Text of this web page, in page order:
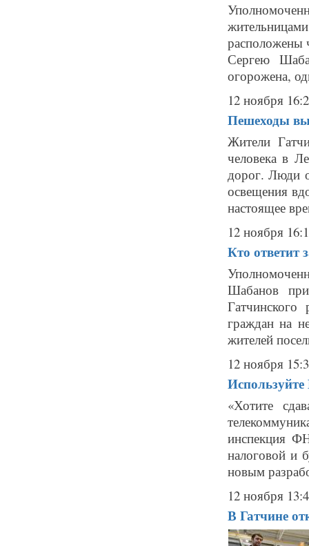
расположены
Сергею
огорожена,
12 ноября
Пешеходы
Жители
человека в
дорог. Люди
освещения
настоящее
12 ноября
Кто ответит
Шабанов
граждан на
жителей
12 ноября
Используйте
«Хотите
инспекция
налоговой и
новым
12 ноября
В Гатчине